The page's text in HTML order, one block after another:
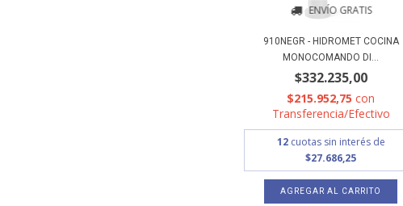
ENVÍO GRATIS
910NEGR - HIDROMET COCINA
MONOCOMANDO DI...
$332.235,00
$215.952,75con
Transferencia/Efectivo
12 cuotas sin interés de
$27.686,25